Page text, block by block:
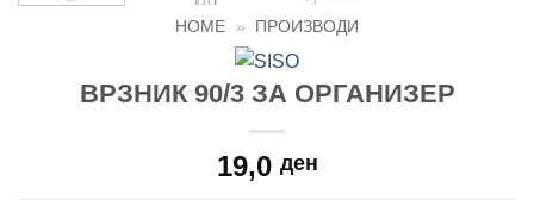
HOME » ПРОИЗВОДИ
ВРЗНИК 90/3 ЗА ОРГАНИЗЕР
19,0 ден